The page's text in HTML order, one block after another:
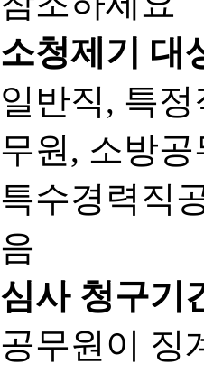
소청제기 대
일반직, 특
무원, 소방
특수경력직
음
심사 청구기
공무원이 징